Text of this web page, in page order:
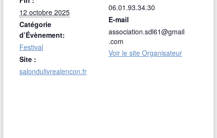
12 octobre 2025
Catégorie
d’Évènement:
Festival
Site :
salondulivrealencon.fr
06.01.93.34.30
E-mail
association.sdl61@gmail
.com
Voir le site Organisateur